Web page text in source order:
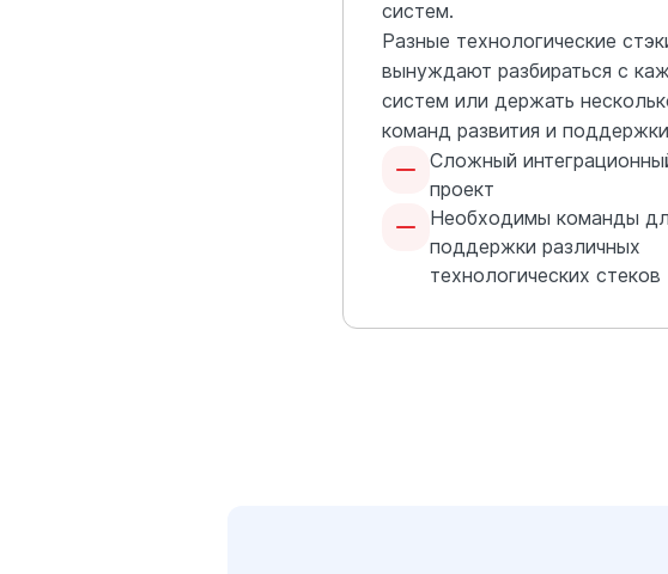
систем.
Разные технологические
вынуждают разбираться с
систем или держать
команд развития и поддержки
Сложный
проект
Необходимы команды
поддержки различных
технологических стеков